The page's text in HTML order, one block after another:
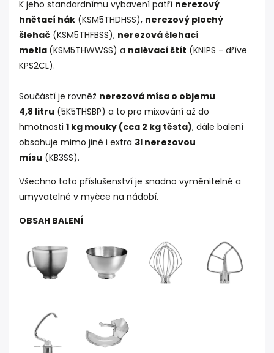
K jeho standardnímu vybavení patří nerezový
hnětací hák (KSM5THDHSS), nerezový plochý
šlehač (KSM5THFBSS), nerezová šlehací
metla (KSM5THWWSS) a nalévací štít (KN1PS - dříve
KPS2CL).
Součástí je rovněž nerezová mísa o objemu
4,8 litru (5K5THSBP) a to pro mixování až do
hmotnosti 1 kg mouky (cca 2 kg těsta), dále balení
obsahuje mimo jiné i extra 3l nerezovou
mísu (KB3SS).
Všechno toto příslušenství je snadno vyměnitelné a
umyvatelné v myčce na nádobí.
OBSAH BALENÍ